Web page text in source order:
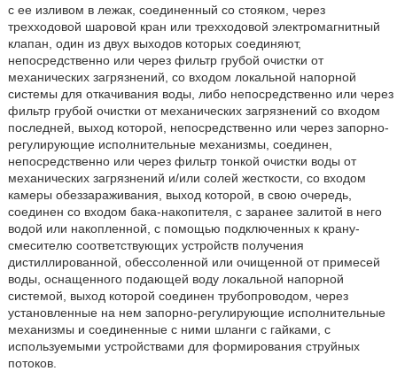
с ее изливом в лежак, соединенный со стояком, через
трехходовой шаровой кран или трехходовой электромагнитный
клапан, один из двух выходов которых соединяют,
непосредственно или через фильтр грубой очистки от
механических загрязнений, со входом локальной напорной
системы для откачивания воды, либо непосредственно или через
фильтр грубой очистки от механических загрязнений со входом
последней, выход которой, непосредственно или через запорно-
регулирующие исполнительные механизмы, соединен,
непосредственно или через фильтр тонкой очистки воды от
механических загрязнений и/или солей жесткости, со входом
камеры обеззараживания, выход которой, в свою очередь,
соединен со входом бака-накопителя, с заранее залитой в него
водой или накопленной, с помощью подключенных к крану-
смесителю соответствующих устройств получения
дистиллированной, обессоленной или очищенной от примесей
воды, оснащенного подающей воду локальной напорной
системой, выход которой соединен трубопроводом, через
установленные на нем запорно-регулирующие исполнительные
механизмы и соединенные с ними шланги с гайками, с
используемыми устройствами для формирования струйных
потоков.